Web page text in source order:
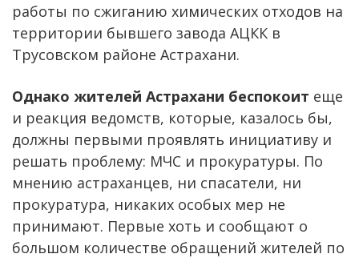
работы по сжиганию химических отходов на
территории бывшего завода АЦКК в
Трусовском районе Астрахани.
Однако жителей Астрахани беспокоит еще
и реакция ведомств, которые, казалось бы,
должны первыми проявлять инициативу и
решать проблему: МЧС и прокуратуры. По
мнению астраханцев, ни спасатели, ни
прокуратура, никаких особых мер не
принимают. Первые хоть и сообщают о
большом количестве обращений жителей по